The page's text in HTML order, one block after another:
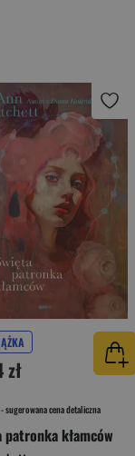
zł
- sugerowana cena detaliczna
patronka kłamców